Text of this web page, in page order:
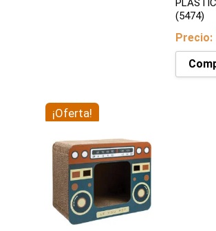
(5474)
Precio:
¡Oferta!
original
era:
$ 74.300,00.
actual
es:
$ 65.000,00.